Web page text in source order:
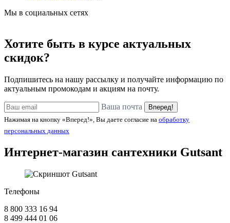
Мы в социальных сетях
Хотите быть в курсе актуальных
скидок?
Подпишитесь на нашу рассылку и получайте информацию по
актуальным промокодам и акциям на почту.
Ваша почта
Вперед!
Нажимая на кнопку «Вперед!», Вы даете согласие на обработку
персональных данных
Интернет-магазин сантехники Gutsant
Телефоны
8 800 333 16 94
8 499 444 01 06